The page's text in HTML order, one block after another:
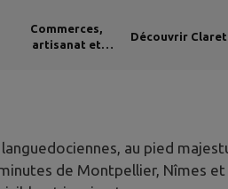
Commerces,
artisanat et
Découvrir Claret
au pied
de Montpellier, Nîmes